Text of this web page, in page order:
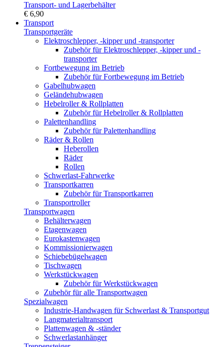
Transport- und Lagerbehälter
€ 6,90
Transport
Transportgeräte
Elektroschlepper, -kipper und -transporter
Zubehör für Elektroschlepper, -kipper und -
transporter
Fortbewegung im Betrieb
Zubehör für Fortbewegung im Betrieb
Gabelhubwagen
Geländehubwagen
Hebelroller & Rollplatten
Zubehör für Hebelroller & Rollplatten
Palettenhandling
Zubehör für Palettenhandling
Räder & Rollen
Heberollen
Räder
Rollen
Schwerlast-Fahrwerke
Transportkarren
Zubehör für Transportkarren
Transportroller
Transportwagen
Behälterwagen
Etagenwagen
Eurokastenwagen
Kommissionierwagen
Schiebebügelwagen
Tischwagen
Werkstückwagen
Zubehör für Werkstückwagen
Zubehör für alle Transportwagen
Spezialwagen
Industrie-Handwagen für Schwerlast & Transportgut
Langmaterialtransport
Plattenwagen & -ständer
Schwerlastanhänger